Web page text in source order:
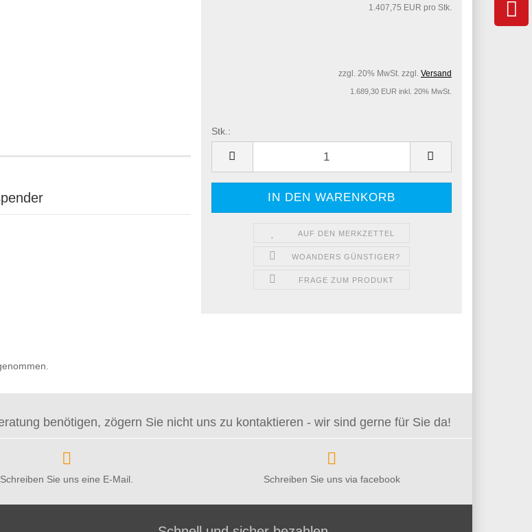
1.407,75 EUR pro Stk.
zzgl. 20% MwSt. zzgl. Versand
1.689,30 EUR inkl. 20% MwSt.
Stk.:
AUF DEN MERKZETTEL
WOANDERS GÜNSTIGER?
FRAGE ZUM PRODUKT
benötigen, zögern Sie nicht uns zu kontaktieren - wir sind gerne für Sie da!
Schreiben Sie uns eine E-Mail. Schreiben Sie uns via facebook